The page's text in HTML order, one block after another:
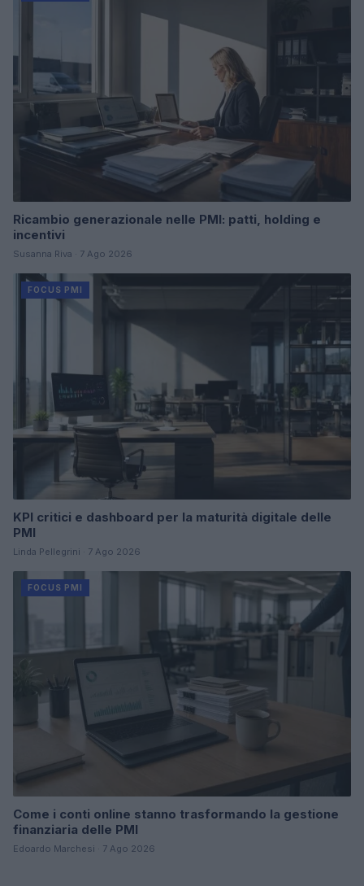
Ricambio generazionale nelle PMI: patti, holding e
incentivi
Susanna Riva · 7 Ago 2026
FOCUS PMI
KPI critici e dashboard per la maturità digitale delle
PMI
Linda Pellegrini · 7 Ago 2026
FOCUS PMI
Come i conti online stanno trasformando la gestione
finanziaria delle PMI
Edoardo Marchesi · 7 Ago 2026